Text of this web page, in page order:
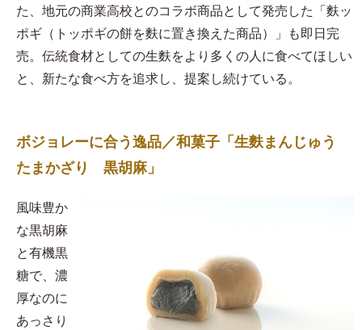
た、地元の商業高校とのコラボ商品として発売した「麩ッ
ポギ（トッポギの餅を麩に置き換えた商品）」も即日完
売。伝統食材としての生麩をより多くの人に食べてほしい
と、新たな食べ方を追求し、提案し続けている。
ボジョレーに合う逸品／和菓子「生麩まんじゅう
たまかざり 黒胡麻」
風味豊か
な黒胡麻
と有機黒
糖で、濃
厚なのに
あっさり